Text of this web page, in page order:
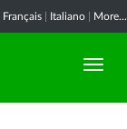
Français Italiano More...